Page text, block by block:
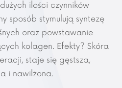
ilości czynników
sposób stymulują syntezę
oraz powstawanie
kolagen. Efekty? Skóra
staje się gęstsza,
i nawilżona.